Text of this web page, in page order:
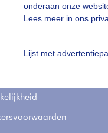
onderaan onze
Lees meer in ons
Lijst met
vragen